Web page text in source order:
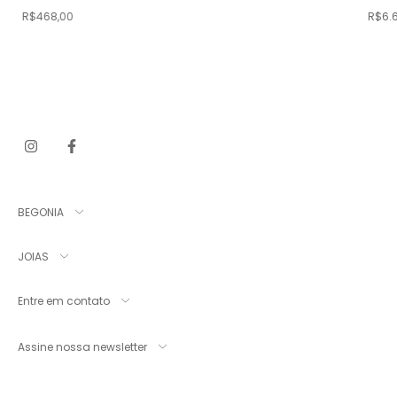
R$468,00
BEGONIA
JOIAS
Entre em contato
Assine nossa newsletter